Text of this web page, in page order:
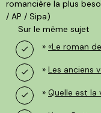
romancière la plus
/ AP / Sipa)
Sur le même sujet
» «Le roman
» Les anciens
» Quelle est la